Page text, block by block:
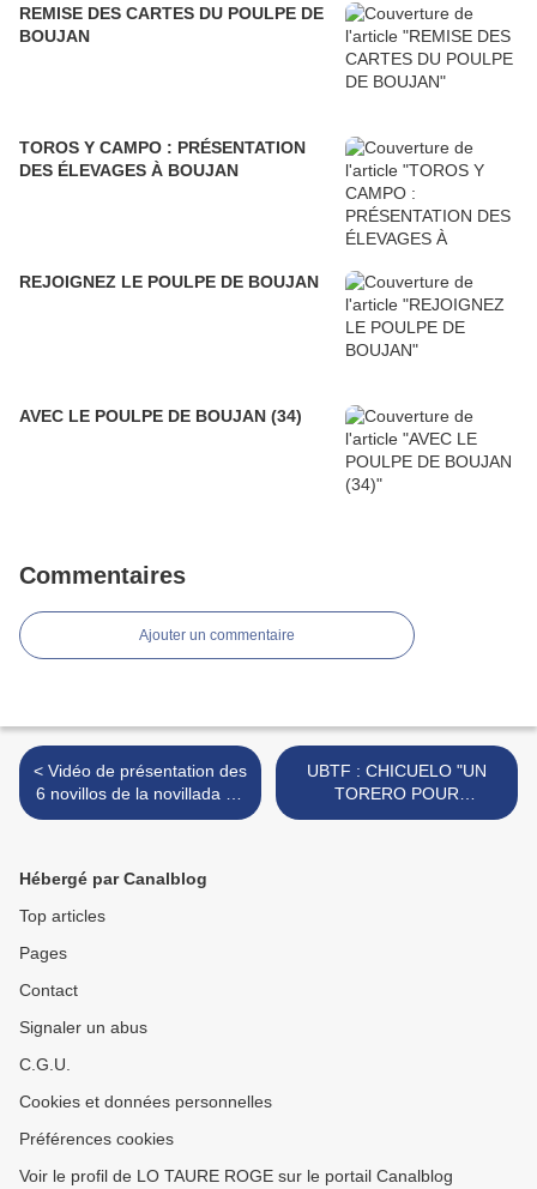
REMISE DES CARTES DU POULPE DE
BOUJAN
TOROS Y CAMPO : PRÉSENTATION
DES ÉLEVAGES À BOUJAN
REJOIGNEZ LE POULPE DE BOUJAN
AVEC LE POULPE DE BOUJAN (34)
Commentaires
Ajouter un commentaire
< Vidéo de présentation des
6 novillos de la novillada de
la Romeria de Mauguio
UBTF : CHICUELO "UN
TORERO POUR
L'HISTOIRE" >
Hébergé par Canalblog
Top articles
Pages
Contact
Signaler un abus
C.G.U.
Cookies et données personnelles
Préférences cookies
Voir le profil de LO TAURE ROGE sur le portail Canalblog